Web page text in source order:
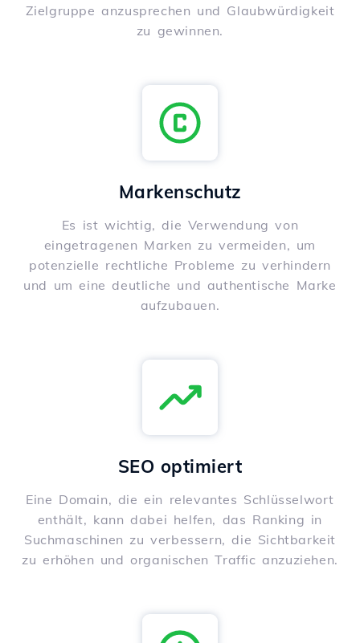
Zielgruppe anzusprechen und Glaubwürdigkeit
zu gewinnen.
Markenschutz
Es ist wichtig, die Verwendung von
eingetragenen Marken zu vermeiden, um
potenzielle rechtliche Probleme zu verhindern
und um eine deutliche und authentische Marke
aufzubauen.
SEO optimiert
Eine Domain, die ein relevantes Schlüsselwort
enthält, kann dabei helfen, das Ranking in
Suchmaschinen zu verbessern, die Sichtbarkeit
zu erhöhen und organischen Traffic anzuziehen.